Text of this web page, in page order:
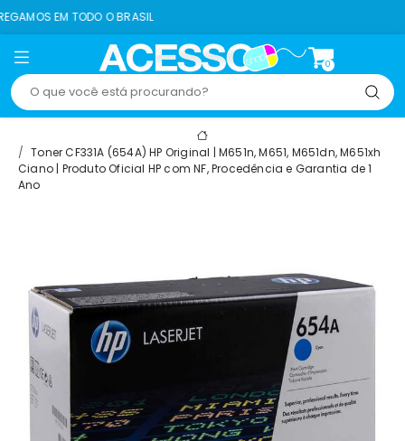
O BRASIL
0
Toner CF331A (654A) HP Original | M651n, M651, M651dn, M651xh
Ciano | Produto Oficial HP com NF, Procedência e Garantia de 1
Ano